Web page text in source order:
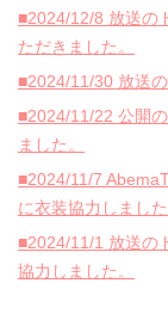
■2024/12/8 放送の
ただきました。
■2024/11/30 放送
■2024/11/22 公開
ました。
■2024/11/7
に衣装協力しました
■2024/11/1 放送の
協力しました。